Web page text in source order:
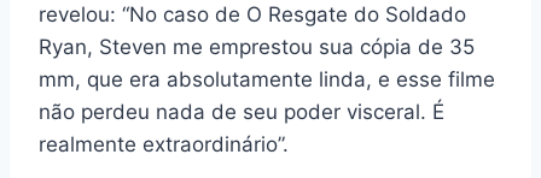
revelou: “No caso de O Resgate do Soldado
Ryan, Steven me emprestou sua cópia de 35
mm, que era absolutamente linda, e esse filme
não perdeu nada de seu poder visceral. É
realmente extraordinário”.